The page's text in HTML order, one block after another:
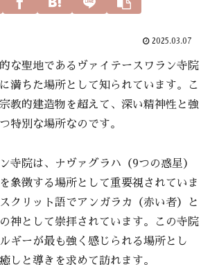
2025.03.07
な聖地であるヴァイテースワラン寺院
満ちた場所として知られています。こ
教的建造物を超えて、深い精神性と強
特別な場所なのです。
寺院は、ナヴァグラハ（9つの惑星）
象徴する場所として重要視されていま
クリット語でアンガラカ（赤い者）と
神として崇拝されています。この寺院
ギーが最も強く感じられる場所とし
しと導きを求めて訪れます。